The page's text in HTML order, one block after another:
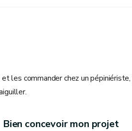
les commander chez un
Bien concevoir mon projet